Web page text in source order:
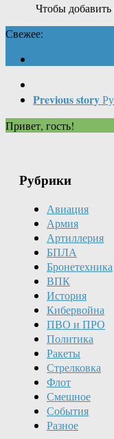
Чтобы добавить
Свежее:
Previous story
Привет, гость!
Рубрики
Авиация
Армия
Артиллерия
БПЛА
Бронетехника
ВПК
История
Кибервойна
ПВО и ПРО
Политика
Ракеты
Стрелковка
Флот
Смешное
События
Разное